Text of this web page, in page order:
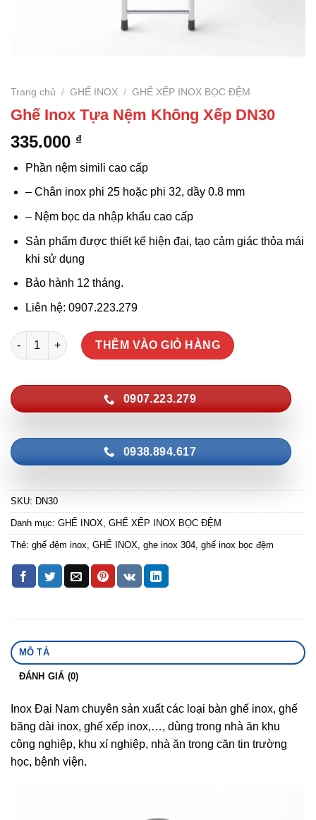
Trang chủ / GHẾ INOX / GHẾ XẾP INOX BỌC ĐỆM
Ghế Inox Tựa Nệm Không Xếp DN30
335.000 ₫
Phần nệm simili cao cấp
– Chân inox phi 25 hoặc phi 32, dầy 0.8 mm
– Nệm bọc da nhập khẩu cao cấp
Sản phẩm được thiết kế hiện đại, tạo cảm giác thỏa mái
khi sử dụng
Bảo hành 12 tháng.
Liên hệ: 0907.223.279
Ghế Inox Tựa Nệm Không Xếp DN30 số lượng
THÊM VÀO GIỎ HÀNG
0907.223.279
0938.894.617
SKU: DN30
Danh mục: GHẾ INOX GHẾ XẾP INOX BỌC ĐỆM
Thẻ: ghế đệm inox GHẾ INOX ghe inox 304 ghế inox bọc đệm
MÔ TẢ
ĐÁNH GIÁ (0)
Inox Đại Nam chuyên sản xuất các loại bàn ghế inox, ghế
băng dài inox, ghế xếp inox,…, dùng trong nhà ăn khu
công nghiệp, khu xí nghiệp, nhà ăn trong căn tin trường
học, bệnh viện.